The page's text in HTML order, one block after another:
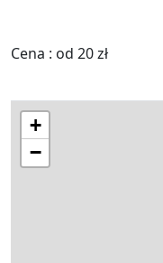
Cena : od 20 zł
+
−